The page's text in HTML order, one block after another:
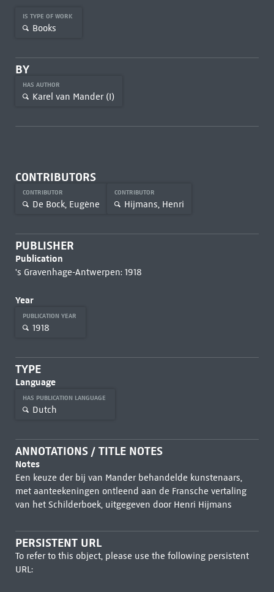
IS TYPE OF WORK
Books
BY
HAS AUTHOR
Karel van Mander (I)
CONTRIBUTORS
CONTRIBUTOR
De Bock, Eugène
CONTRIBUTOR
Hijmans, Henri
PUBLISHER
Publication
's Gravenhage-Antwerpen: 1918
Year
PUBLICATION YEAR
1918
TYPE
Language
HAS PUBLICATION LANGUAGE
Dutch
ANNOTATIONS / TITLE NOTES
Notes
Een keuze der bij van Mander behandelde kunstenaars,
met aanteekeningen ontleend aan de Fransche vertaling
van het Schilderboek, uitgegeven door Henri Hijmans
PERSISTENT URL
To refer to this object, please use the following persistent
URL: